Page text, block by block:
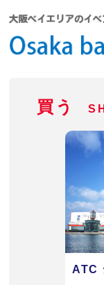
買う
ATC